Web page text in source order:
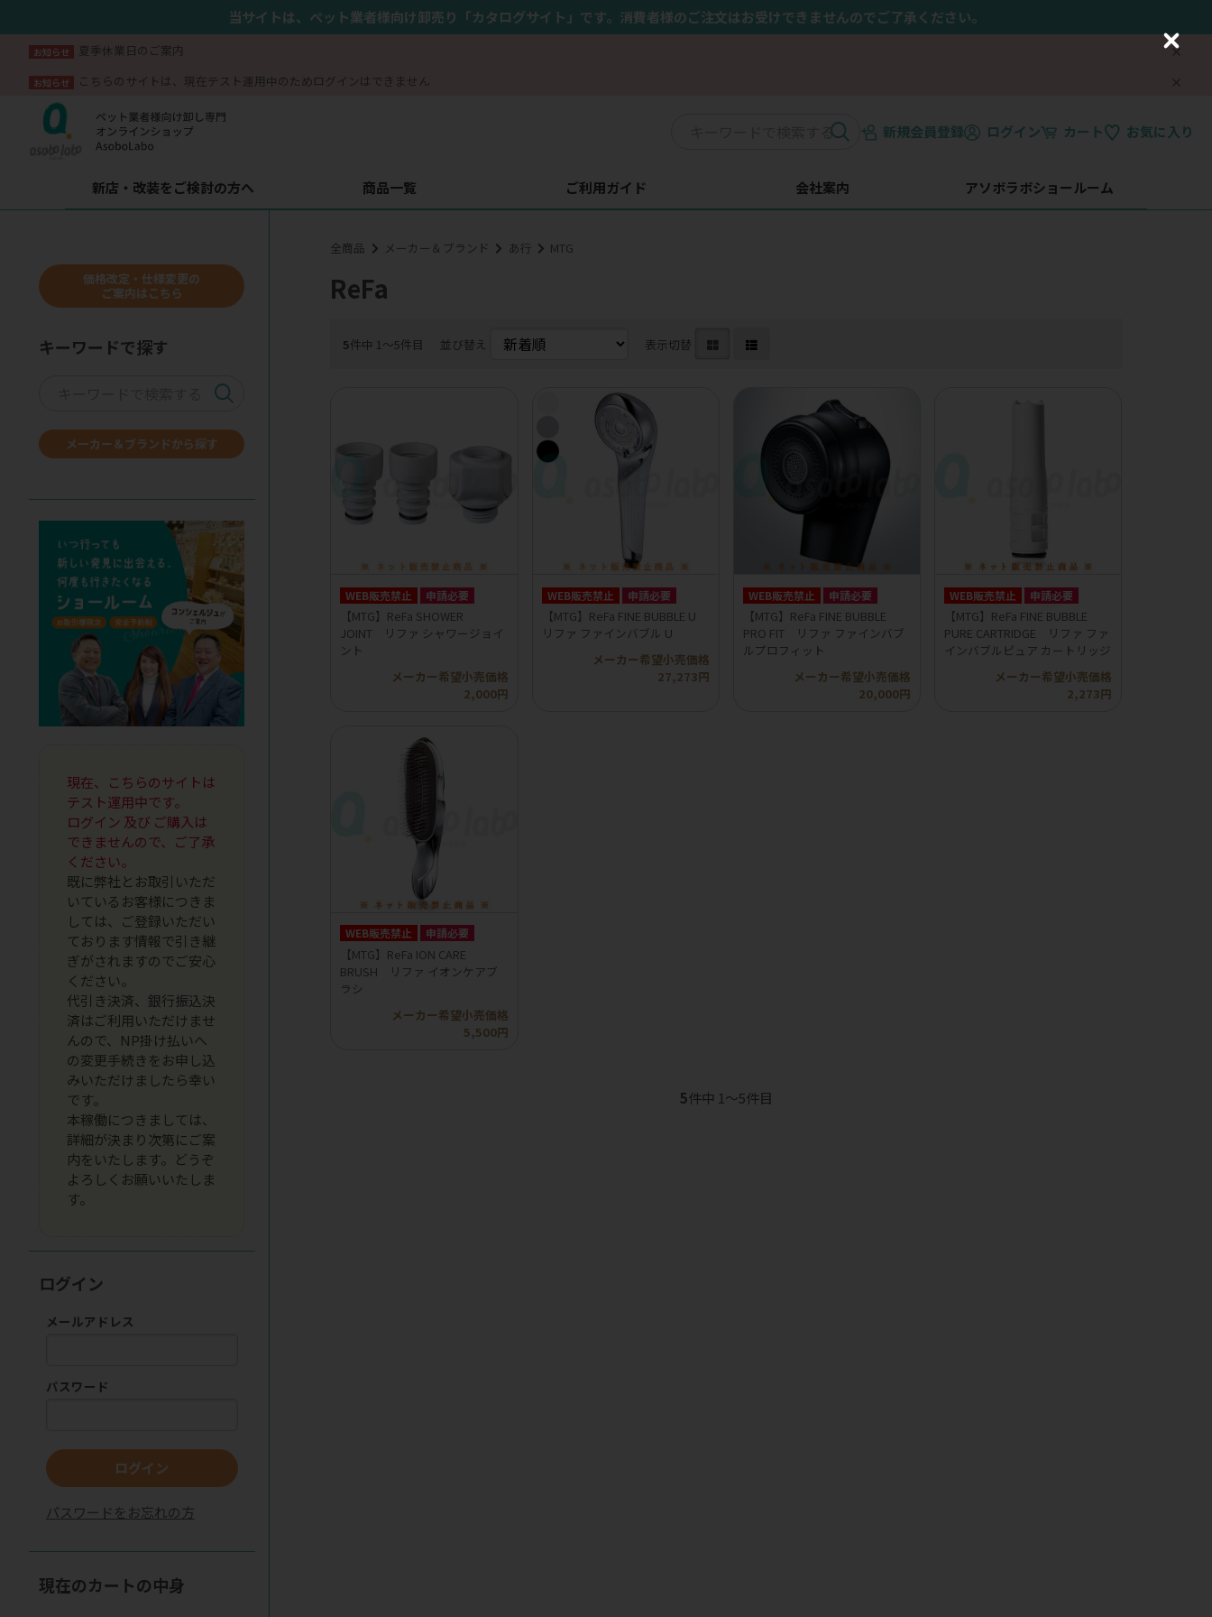
当サイトは、ペット業者様向け卸売り「カタログサイト」です。消費者様のご注文はお受けできませんのでご了承ください。
お知らせ 夏季休業日のご案内
お知らせ こちらのサイトは、現在テスト運用中のためログインはできません
新規会員登録 ログイン カート お気に入り
新店・改装をご検討の方へ 商品一覧 ご利用ガイド 会社案内 アソボラボショールーム
全商品 メーカー＆ブランド あ行 MTG
ReFa
5件中 1〜5件目 並び替え 表示切替
WEB販売禁止 申請必要
【MTG】ReFa SHOWER
JOINT リファ シャワージョイ
ント
メーカー希望小売価格
2,000円
WEB販売禁止 申請必要
【MTG】ReFa FINE BUBBLE U
リファ ファインバブル U
メーカー希望小売価格
27,273円
WEB販売禁止 申請必要
【MTG】ReFa FINE BUBBLE
PRO FIT リファ ファインバブ
ルプロフィット
メーカー希望小売価格
20,000円
WEB販売禁止 申請必要
【MTG】ReFa FINE BUBBLE
PURE CARTRIDGE リファ ファ
インバブルピュア カートリッジ
メーカー希望小売価格
2,273円
WEB販売禁止 申請必要
【MTG】ReFa ION CARE
BRUSH リファ イオンケアブ
ラシ
メーカー希望小売価格
5,500円
5件中 1〜5件目
価格改定・仕様変更の
ご案内はこちら
キーワードで探す
メーカー＆ブランドから探す
現在、こちらのサイトは
テスト運用中です。
ログイン 及び ご購入は
できませんので、ご了承
ください。
既に弊社とお取引いただ
いているお客様につきま
しては、ご登録いただい
ております情報で引き継
ぎがされますのでご安心
ください。
代引き決済、銀行振込決
済はご利用いただけませ
んので、NP掛け払いへ
の変更手続きをお申し込
みいただけましたら幸い
です。
本稼働につきましては、
詳細が決まり次第にご案
内をいたします。どうぞ
よろしくお願いいたしま
す。
ログイン
メールアドレス
パスワード
ログイン
パスワードをお忘れの方
現在のカートの中身
C
o